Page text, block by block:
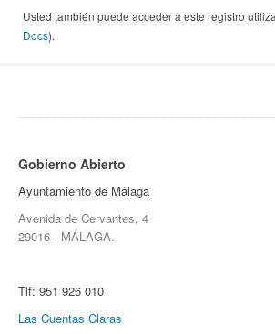
Usted también puede acceder a este registro
Docs).
Gobierno Abierto
Ayuntamiento de Málaga
Avenida de Cervantes, 4
29016 - MÁLAGA.
Tlf: 951 926 010
Las Cuentas Claras